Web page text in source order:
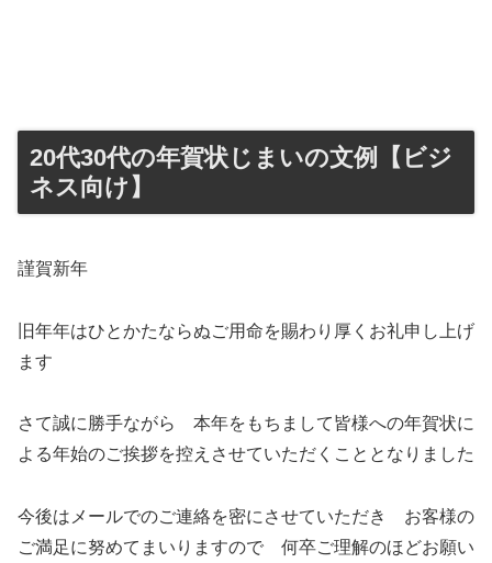
20代30代の年賀状じまいの文例【ビジ
ネス向け】
謹賀新年
旧年年はひとかたならぬご用命を賜わり厚くお礼申し上げ
ます
さて誠に勝手ながら 本年をもちまして皆様への年賀状に
よる年始のご挨拶を控えさせていただくこととなりました
今後はメールでのご連絡を密にさせていただき お客様の
ご満足に努めてまいりますので 何卒ご理解のほどお願い